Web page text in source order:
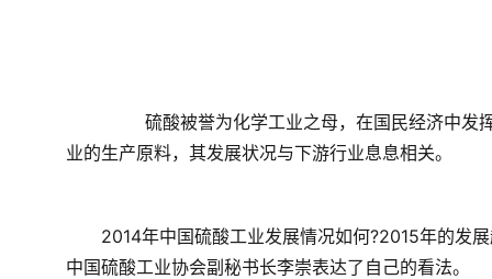
业的生产原料，其发展状况与下游行业息息相关。
2014年中国硫酸工业发展情况如何?2015年的发展
中国硫酸工业协会副秘书长李崇表达了自己的看法。